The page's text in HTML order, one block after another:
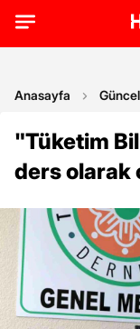
Anasayfa Güncel
"Tüketim
ders olarak